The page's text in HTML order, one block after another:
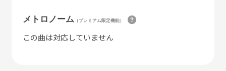
メトロノーム （プレミアム限定機能）
この曲は対応していません